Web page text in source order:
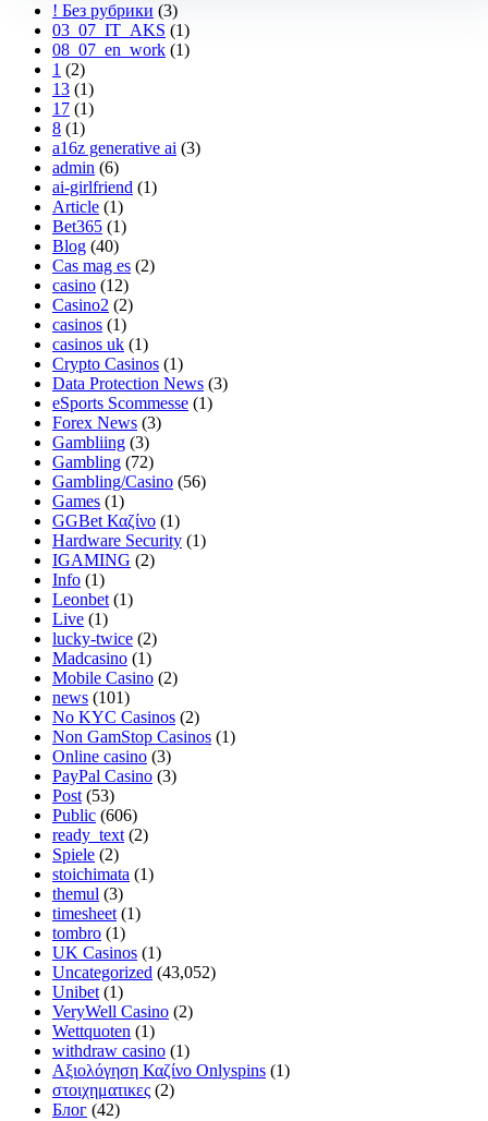
! Без рубрики (3)
03_07_IT_AKS (1)
08_07_en_work (1)
1 (2)
13 (1)
17 (1)
8 (1)
a16z generative ai (3)
admin (6)
ai-girlfriend (1)
Article (1)
Bet365 (1)
Blog (40)
Cas mag es (2)
casino (12)
Casino2 (2)
casinos (1)
casinos uk (1)
Crypto Casinos (1)
Data Protection News (3)
eSports Scommesse (1)
Forex News (3)
Gambliing (3)
Gambling (72)
Gambling/Casino (56)
Games (1)
GGBet Καζίνο (1)
Hardware Security (1)
IGAMING (2)
Info (1)
Leonbet (1)
Live (1)
lucky-twice (2)
Madcasino (1)
Mobile Casino (2)
news (101)
No KYC Casinos (2)
Non GamStop Casinos (1)
Online casino (3)
PayPal Casino (3)
Post (53)
Public (606)
ready_text (2)
Spiele (2)
stoichimata (1)
themul (3)
timesheet (1)
tombro (1)
UK Casinos (1)
Uncategorized (43,052)
Unibet (1)
VeryWell Casino (2)
Wettquoten (1)
withdraw casino (1)
Αξιολόγηση Καζίνο Onlyspins (1)
στοιχηματικες (2)
Блог (42)